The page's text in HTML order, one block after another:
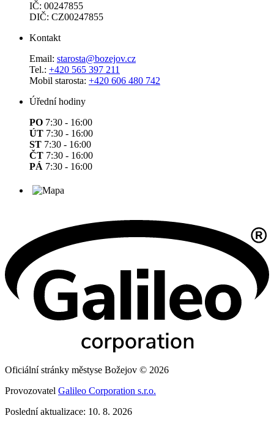
IČ: 00247855
DIČ: CZ00247855
Kontakt
Email: starosta@bozejov.cz
Tel.: +420 565 397 211
Mobil starosta: +420 606 480 742
Úřední hodiny
PO 7:30 - 16:00
ÚT 7:30 - 16:00
ST 7:30 - 16:00
ČT 7:30 - 16:00
PÁ 7:30 - 16:00
Oficiální stránky městyse Božejov © 2026
Provozovatel Galileo Corporation s.r.o.
Poslední aktualizace: 10. 8. 2026